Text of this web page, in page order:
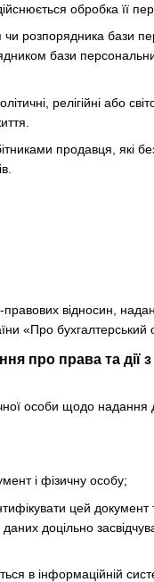
обробка її
розпорядника бази
бази
релігійні або
продавця, які
відносин,
«Про бухгалтерський
про права та дії
особи щодо надання
і фізичну особу;
цей
доцільно
в інформаційній